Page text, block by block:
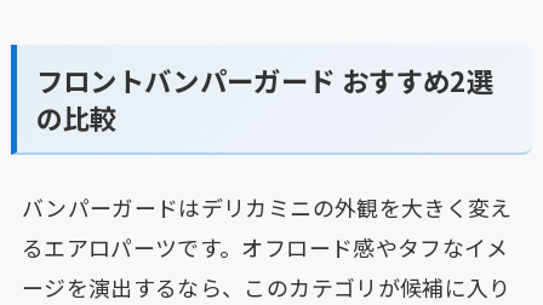
フロントバンパーガード おすすめ2選
の比較
バンパーガードはデリカミニの外観を大きく変え
るエアロパーツです。オフロード感やタフなイメ
ージを演出するなら、このカテゴリが候補に入り